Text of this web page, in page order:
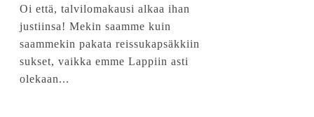
Oi että, talvilomakausi alkaa ihan
justiinsa! Mekin saamme kuin
saammekin pakata reissukapsäkkiin
sukset, vaikka emme Lappiin asti
olekaan...